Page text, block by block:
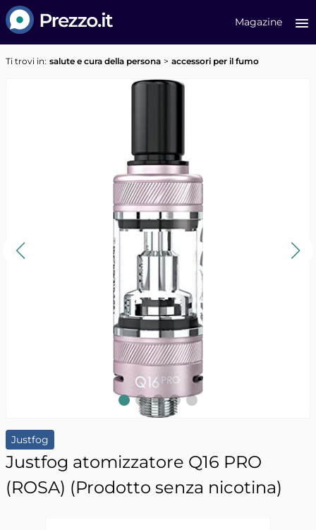
Prezzo.it
Magazine
Ti trovi in: salute e cura della persona accessori per il fumo
Slide 1Slide 2Slide 3
Slide 4Slide 5
Justfog
Justfog atomizzatore Q16 PRO
(ROSA) (Prodotto senza nicotina)